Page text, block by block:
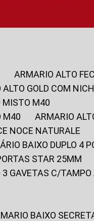
ARMARIO ALTO
ALTO GOLD COM
MISTO M40
M40
ARMARIO
NOCE NATURALE
BAIXO DUPLO 4
STAR 25MM
3 GAVETAS C/
BAIXO